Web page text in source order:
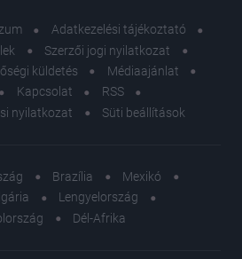
Adatkezelési tájékoztató
Szerzői jogi nyilatkozat
küldetés
Médiaajánlat
Kapcsolat
RSS
nyilatkozat
Süti beállítások
Brazília
Mexikó
Lengyelország
Dél-Afrika